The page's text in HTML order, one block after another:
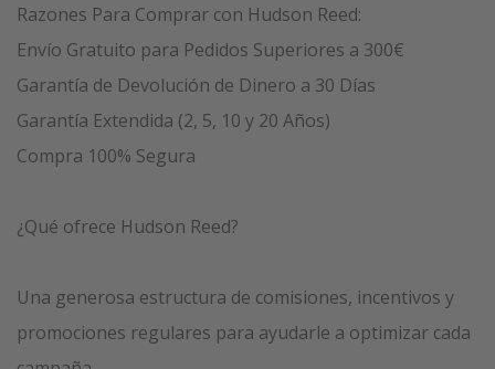
Razones Para Comprar con Hudson Reed:
Envío Gratuito para Pedidos Superiores a 300€
Garantía de Devolución de Dinero a 30 Días
Garantía Extendida (2, 5, 10 y 20 Años)
Compra 100% Segura
¿Qué ofrece Hudson Reed?
Una generosa estructura de comisiones, incentivos y
promociones regulares para ayudarle a optimizar cada